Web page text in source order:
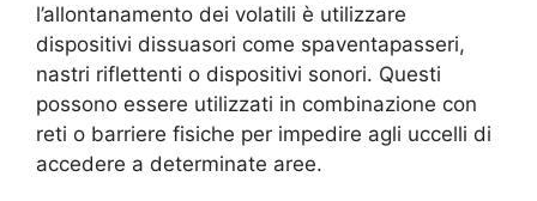
l’allontanamento dei volatili è utilizzare
dispositivi dissuasori come spaventapasseri,
nastri riflettenti o dispositivi sonori. Questi
possono essere utilizzati in combinazione con
reti o barriere fisiche per impedire agli uccelli di
accedere a determinate aree.